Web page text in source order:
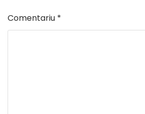
Comentariu *